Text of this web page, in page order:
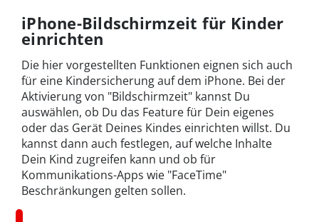
iPhone-Bildschirmzeit für Kinder
einrichten
Die hier vorgestellten Funktionen eignen sich auch
für eine Kindersicherung auf dem iPhone. Bei der
Aktivierung von "Bildschirmzeit" kannst Du
auswählen, ob Du das Feature für Dein eigenes
oder das Gerät Deines Kindes einrichten willst. Du
kannst dann auch festlegen, auf welche Inhalte
Dein Kind zugreifen kann und ob für
Kommunikations-Apps wie "FaceTime"
Beschränkungen gelten sollen.